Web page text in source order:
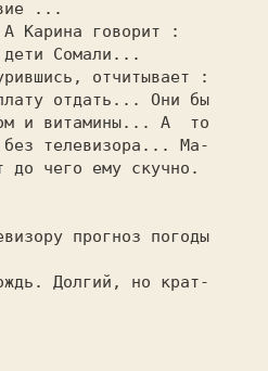
отдать... Они бы
и витамины... А  то
телевизора... Ма-
до чего ему скучно.
прогноз погоды
Долгий, но крат-